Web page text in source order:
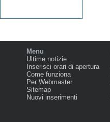
Menu
Ultime notizie
Inserisci orari di apertura
Come funziona
Per Webmaster
Sitemap
Nuovi inserimenti